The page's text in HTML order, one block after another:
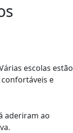
escolas estão
e
aderiram ao